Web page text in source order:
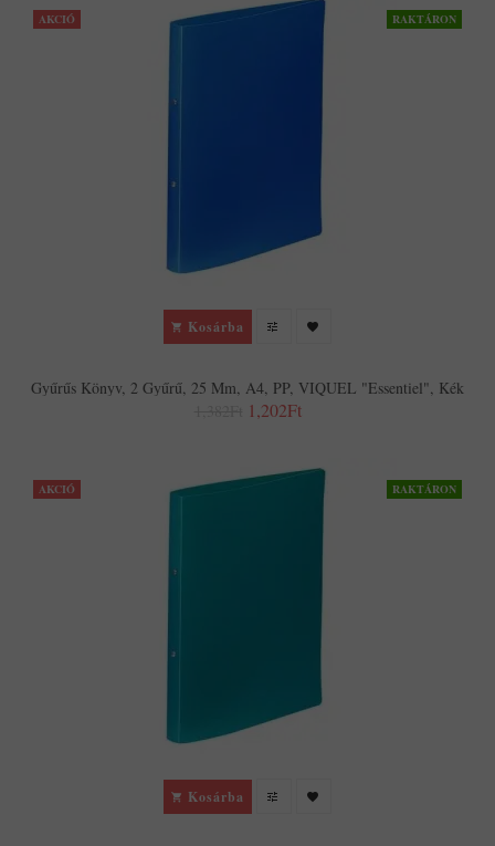
AKCIÓ RAKTÁRON
Kosárba
Gyűrűs Könyv, 2 Gyűrű, 25 Mm, A4, PP, VIQUEL "Essentiel", Kék
1,202Ft
AKCIÓ RAKTÁRON
Kosárba